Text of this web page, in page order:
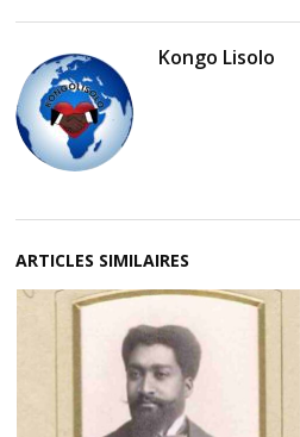
Kongo Lisolo
ARTICLES SIMILAIRES